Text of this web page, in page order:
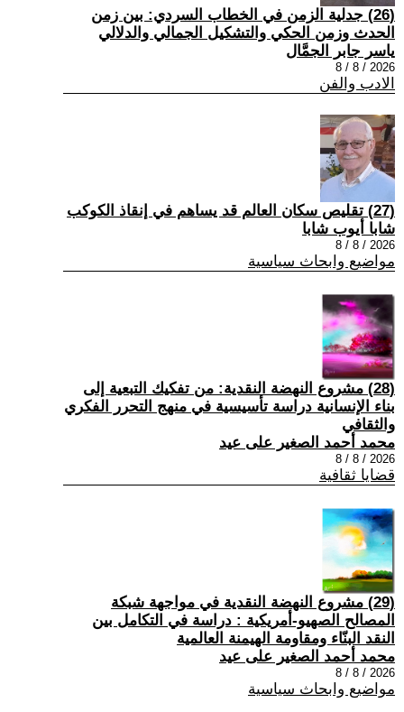
(26) جدلية الزمن في الخطاب السردي: بين زمن
الحدث وزمن الحكي والتشكيل الجمالي والدلالي
ياسر جابر الجمَّال
2026 / 8 / 8
الادب والفن
(27) تقليص سكان العالم قد يساهم في إنقاذ الكوكب
شابا أيوب شابا
2026 / 8 / 8
مواضيع وابحاث سياسية
(28) مشروع النهضة النقدية: من تفكيك التبعية إلى
بناء الإنسانية دراسة تأسيسية في منهج التحرر الفكري
والثقافي
محمد أحمد الصغير على عيد
2026 / 8 / 8
قضايا ثقافية
(29) مشروع النهضة النقدية في مواجهة شبكة
المصالح الصهيو-أمريكية : دراسة في التكامل بين
النقد البنّاء ومقاومة الهيمنة العالمية
محمد أحمد الصغير على عيد
2026 / 8 / 8
مواضيع وابحاث سياسية